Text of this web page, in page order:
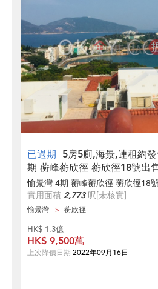
已過期 5房5廁,海景,連租約
期 蘅峰蘅欣徑 蘅欣徑18號出
愉景灣 4期 蘅峰蘅欣徑 蘅欣徑18
實用面積 2,773呎[未核實]
愉景灣 蘅欣徑
HK$ 1.3億
HK$ 9,500萬
上次降價日期 2022年09月16日